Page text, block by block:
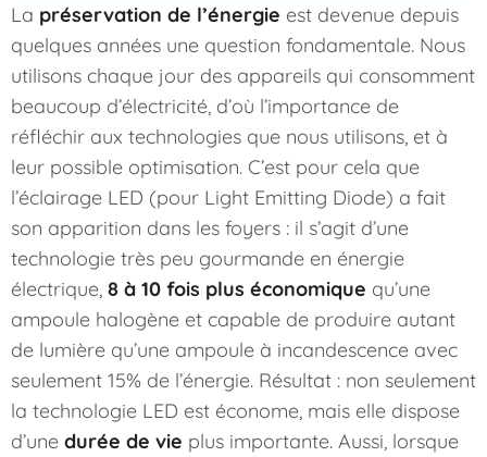
La préservation de l’énergie est devenue depuis
quelques années une question fondamentale. Nous
utilisons chaque jour des appareils qui consomment
beaucoup d’électricité, d’où l’importance de
réfléchir aux technologies que nous utilisons, et à
leur possible optimisation. C’est pour cela que
l’éclairage LED (pour Light Emitting Diode) a fait
son apparition dans les foyers : il s’agit d’une
technologie très peu gourmande en énergie
électrique, 8 à 10 fois plus économique qu’une
ampoule halogène et capable de produire autant
de lumière qu’une ampoule à incandescence avec
seulement 15% de l’énergie. Résultat : non seulement
la technologie LED est économe, mais elle dispose
d’une durée de vie plus importante. Aussi, lorsque